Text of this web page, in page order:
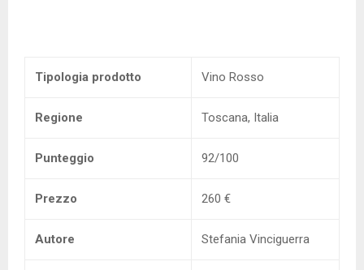
Tipologia prodotto Vino Rosso
Regione Toscana, Italia
Punteggio 92/100
Prezzo 260 €
Autore Stefania Vinciguerra